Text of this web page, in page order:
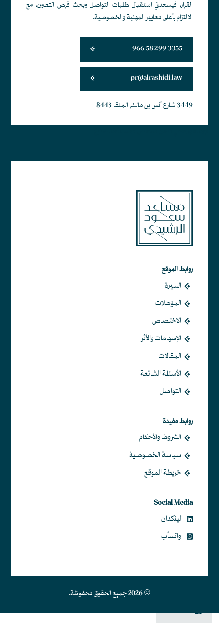
القرار، فيسعدني استقبال طلبات التواصل وبحث فرص التعاون، مع
الالتزام بأعلى معايير المهنية والخصوصية.
+966 58 299 3355
pr@alrashidi.law
3449 شارع أنس بن مالك, الملقا 8443
روابط الموقع
السيرة
المؤهلات
الاختصاص
الإسهامات والأثر
المقالات
الأسئلة الشائعة
التواصل
روابط مفيدة
الشروط والأحكام
سياسة الخصوصية
خريطة الموقع
Social Media
لينكدان
واتسأب
© 2026 جميع الحقوق محفوظة.